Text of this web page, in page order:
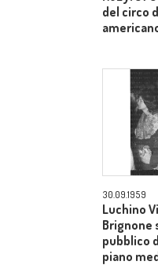
del circo
30.09.1959
Luchino
Brignone
pubblico
piano